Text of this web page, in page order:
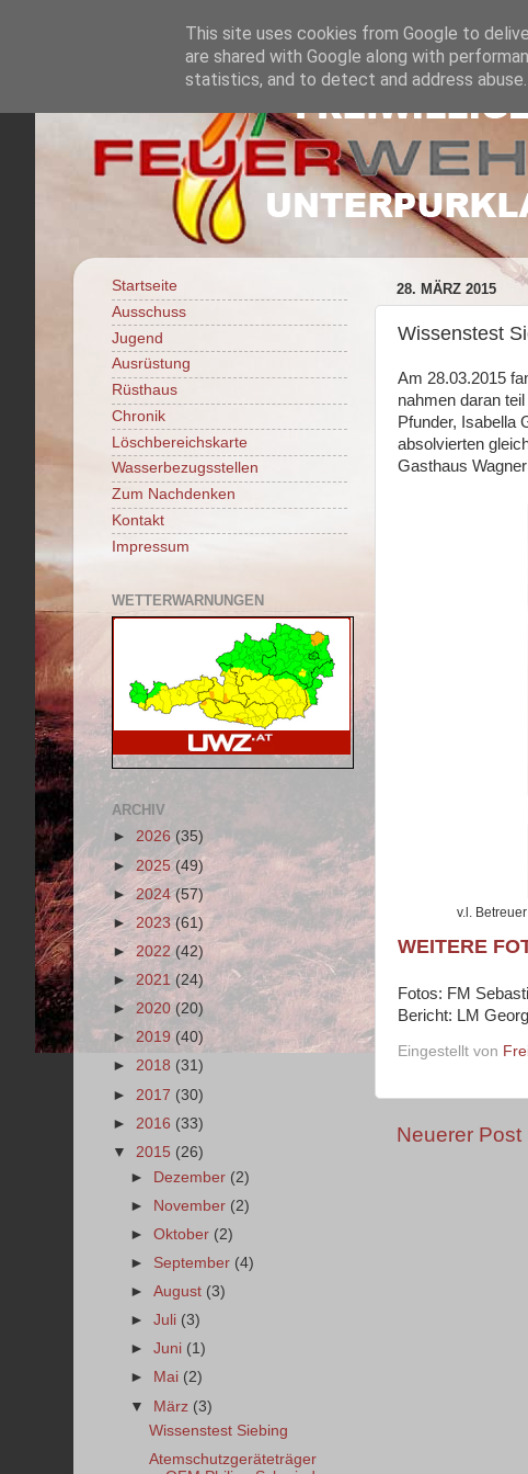
28. MÄRZ 2015
Wissenstest
Am 28.03.2015
nahmen daran
Pfunder, Isabella
absolvierten
Gasthaus
v.l.
WEITERE
Fotos: FM
Bericht: LM
Eingestellt von
Neuerer Post
Startseite
Ausschuss
Jugend
Ausrüstung
Rüsthaus
Chronik
Löschbereichskarte
Wasserbezugsstellen
Zum Nachdenken
Kontakt
Impressum
WETTERWARNUNGEN
ARCHIV
► 2026 (35)
► 2025(49)
►2024(57)
► 2023 (61)
► 2022(42)
►2021(24)
► 2020 (20)
► 2019 (40)
► 2018 (31)
► 2017 (30)
► 2016 (33)
▼ 2015 (26)
► Dezember (2)
► November (2)
►Oktober (2)
► September (4)
►August (3)
►Juli (3)
►Juni (1)
►
Mai (2)
▼ März (3)
Wissenstest Siebing
Atemschutzgeräteträger
This site uses cookies from Google to
are shared with Google along with
statistics, and to detect and address abuse.